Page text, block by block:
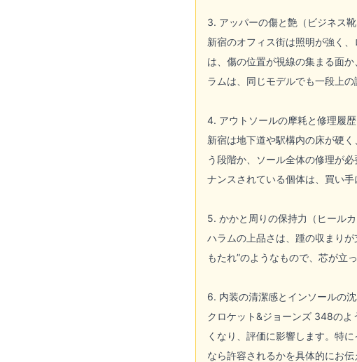
3. アッパーの傷と艶（ビジネス靴
新宿のオフィス街は照明が強く
は、傷の位置が視線の集まる面
ラムは、同じモデルでも一段上の
4. アウトソールの摩耗と修理履歴
新宿は地下道や駅構内の床が硬
う段階か、ソール全体の修理が
ナンスされている個体は、買い手
5. かかと周りの保持力（ヒールカ
ハラムの上品さは、踵の収まり
もたれ”のようなもので、芯が立
6. 内装の清潔感とインソールの沈
クロケット&ジョーンズ 348のよ
くなり、評価に影響します。特
なら許容されるかを具体的にお伝